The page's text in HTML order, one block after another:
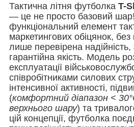
Тактична літня футболка T-
— це не просто базовий
функціональний елемент
маркетингових обіцянок,
лише перевірена надійність,
гарантійна якість. Модель
експлуатації
співробітниками силових
інтенсивної активності,
(комфортний діапазон <
верхнього шару) та
цій концепції, футболка